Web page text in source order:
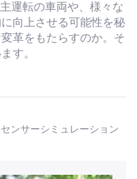
運転の車両や、様々な
向上させる可能性を秘
革をもたらすのか。そ
す。
センサーシミュレーション